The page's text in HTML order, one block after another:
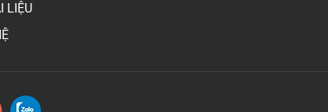
LIỆU